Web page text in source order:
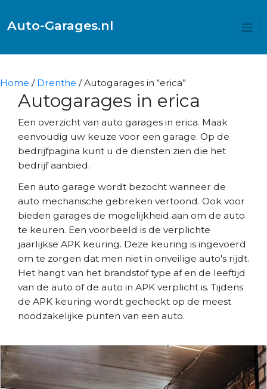
Auto-Garages.nl
Home / Drenthe / Autogarages in “erica”
Autogarages in erica
Een overzicht van auto garages in erica. Maak
eenvoudig uw keuze voor een garage. Op de
bedrijfpagina kunt u de diensten zien die het
bedrijf aanbied.
Een auto garage wordt bezocht wanneer de
auto mechanische gebreken vertoond. Ook voor
bieden garages de mogelijkheid aan om de auto
te keuren. Een voorbeeld is de verplichte
jaarlijkse APK keuring. Deze keuring is ingevoerd
om te zorgen dat men niet in onveilige auto's rijdt.
Het hangt van het brandstof type af en de leeftijd
van de auto of de auto in APK verplicht is. Tijdens
de APK keuring wordt gecheckt op de meest
noodzakelijke punten van een auto.